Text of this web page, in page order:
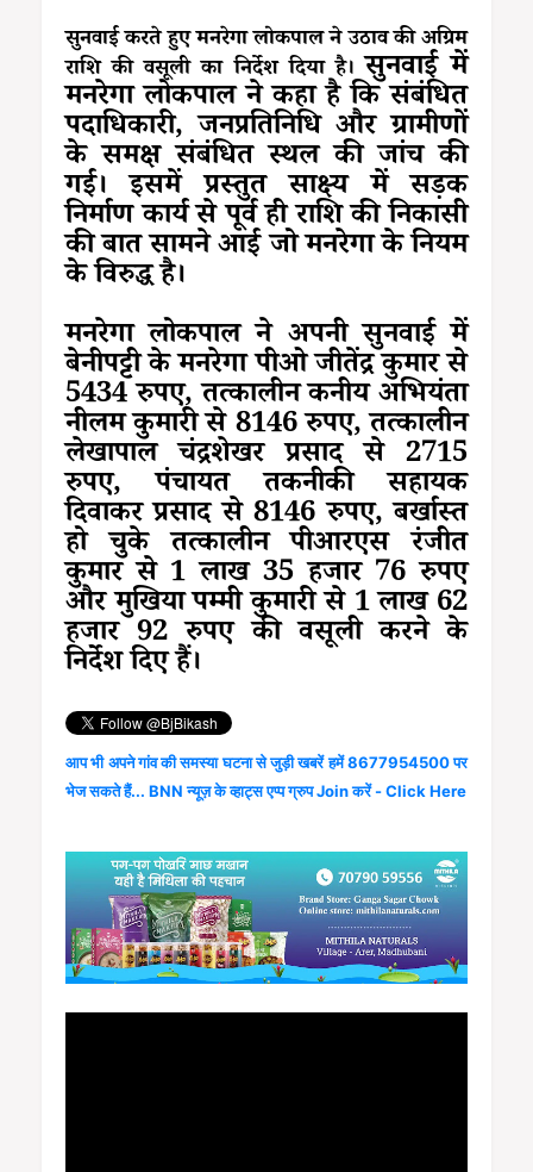
सुनवाई करते हुए मनरेगा लोकपाल ने उठाव की अग्रिम
राशि की वसूली का निर्देश दिया है।सुनवाई में
मनरेगा लोकपाल ने कहा है कि संबंधित
पदाधिकारी, जनप्रतिनिधि और ग्रामीणों
के समक्ष संबंधित स्थल की जांच की
गई। इसमें प्रस्तुत साक्ष्य में सड़क
निर्माण कार्य से पूर्व ही राशि की निकासी
की बात सामने आई जो मनरेगा के नियम
के विरुद्ध है।
मनरेगा लोकपाल ने अपनी सुनवाई में
बेनीपट्टी के मनरेगा पीओ जीतेंद्र कुमार से
5434 रुपए, तत्कालीन कनीय अभियंता
नीलम कुमारी से 8146 रुपए, तत्कालीन
लेखापाल चंद्रशेखर प्रसाद से 2715
रुपए, पंचायत तकनीकी सहायक
दिवाकर प्रसाद से 8146 रुपए, बर्खास्त
हो चुके तत्कालीन पीआरएस रंजीत
कुमार से 1 लाख 35 हजार 76 रुपए
और मुखिया पम्मी कुमारी से 1 लाख 62
हजार 92 रुपए की वसूली करने के
निर्देश दिए हैं।
आप भी अपने गांव की समस्या घटना से जुड़ी खबरें हमें 8677954500 पर
भेज सकते हैं... BNN न्यूज़ के व्हाट्स एप्प ग्रुप Join करें - Click Here